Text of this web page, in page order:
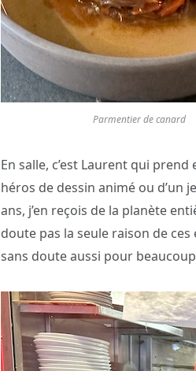
Parmentier de canard
En salle, c’est Laurent qui
héros de dessin animé ou d’un
ans, j’en reçois de la planète
doute pas la seule raison de
sans doute aussi pour